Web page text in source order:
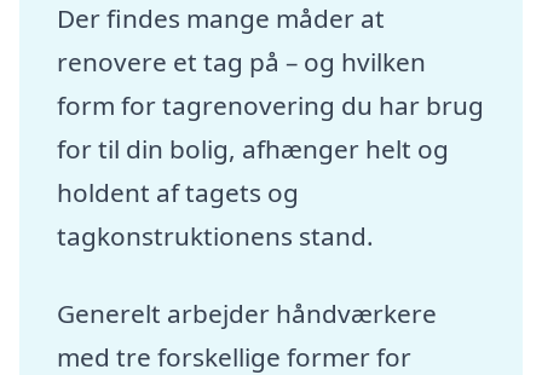
Der findes mange måder at
renovere et tag på – og hvilken
form for tagrenovering du har brug
for til din bolig, afhænger helt og
holdent af tagets og
tagkonstruktionens stand.
Generelt arbejder håndværkere
med tre forskellige former for